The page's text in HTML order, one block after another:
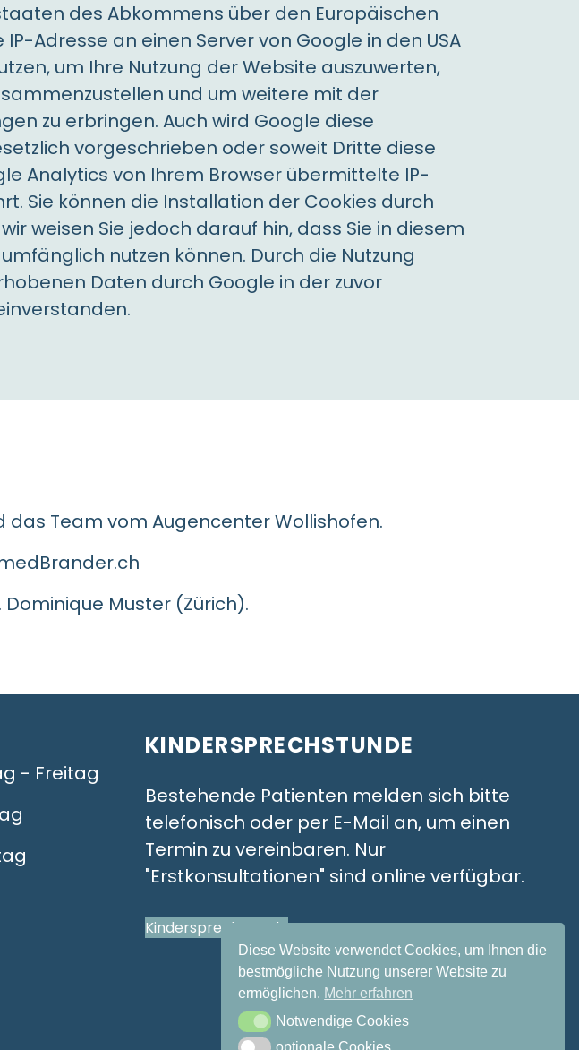
Diese Website verwendet Cookies, um Ihnen die
bestmögliche Nutzung unserer Website zu
ermöglichen. Mehr erfahren
Notwendige Cookies
Notwendige Cookies
optionale Cookies
des Abkommens über den Europäischen
Adresse an einen Server von Google in den USA
um Ihre Nutzung der Website auszuwerten,
und um weitere mit der
zu erbringen. Auch wird Google diese
vorgeschrieben oder soweit Dritte diese
Analytics von Ihrem Browser übermittelte IP-
Sie können die Installation der Cookies durch
weisen Sie jedoch darauf hin, dass Sie in diesem
nutzen können. Durch die Nutzung
Daten durch Google in der zuvor
das Team vom Augencenter Wollishofen.
Muster (Zürich).
- Freitag
KINDERSPRECHSTUNDE
Bestehende Patienten melden sich bitte
telefonisch oder per E-Mail an, um einen
Termin zu vereinbaren. Nur
"Erstkonsultationen" sind online verfügbar.
Kindersprechstunde